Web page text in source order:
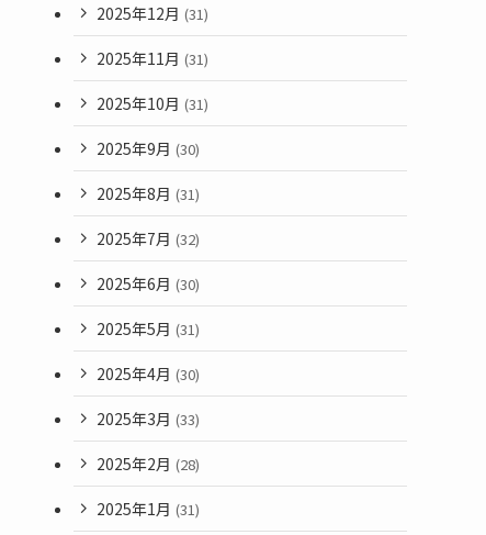
2025年12月 (31)
2025年11月 (31)
2025年10月 (31)
2025年9月 (30)
2025年8月 (31)
2025年7月 (32)
2025年6月 (30)
2025年5月 (31)
2025年4月 (30)
2025年3月 (33)
2025年2月 (28)
2025年1月 (31)